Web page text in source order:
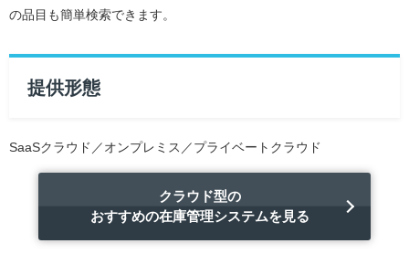
の品目も簡単検索できます。
提供形態
SaaSクラウド／オンプレミス／プライベートクラウド
クラウド型の
おすすめの在庫管理システムを見る